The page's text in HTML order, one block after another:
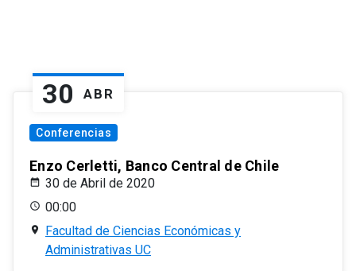
30 ABR
Conferencias
Enzo Cerletti, Banco Central de Chile
30 de Abril de 2020
00:00
Facultad de Ciencias Económicas y
Administrativas UC